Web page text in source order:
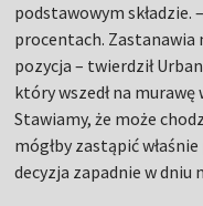
podstawowym składzie.
procentach. Zastanawia
pozycja – twierdził
który wszedł na murawę
Stawiamy, że może
mógłby zastąpić
decyzja zapadnie w dniu